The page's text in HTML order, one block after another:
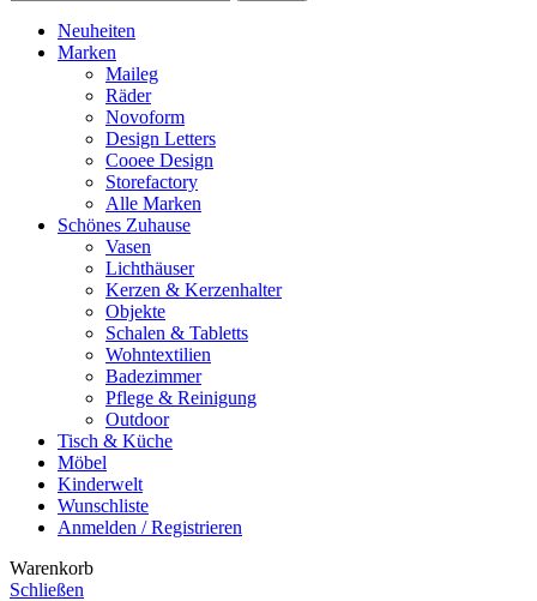
Neuheiten
Marken
Maileg
Räder
Novoform
Design Letters
Cooee Design
Storefactory
Alle Marken
Schönes Zuhause
Vasen
Lichthäuser
Kerzen & Kerzenhalter
Objekte
Schalen & Tabletts
Wohntextilien
Badezimmer
Pflege & Reinigung
Outdoor
Tisch & Küche
Möbel
Kinderwelt
Wunschliste
Anmelden / Registrieren
Warenkorb
Schließen